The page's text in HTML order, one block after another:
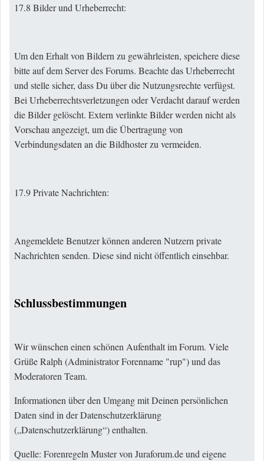
17.8 Bilder und Urheberrecht:
Um den Erhalt von Bildern zu gewährleisten, speichere diese
bitte auf dem Server des Forums. Beachte das Urheberrecht
und stelle sicher, dass Du über die Nutzungsrechte verfügst.
Bei Urheberrechtsverletzungen oder Verdacht darauf werden
die Bilder gelöscht. Extern verlinkte Bilder werden nicht als
Vorschau angezeigt, um die Übertragung von
Verbindungsdaten an die Bildhoster zu vermeiden.
17.9 Private Nachrichten:
Angemeldete Benutzer können anderen Nutzern private
Nachrichten senden. Diese sind nicht öffentlich einsehbar.
Schlussbestimmungen
Wir wünschen einen schönen Aufenthalt im Forum. Viele
Grüße Ralph (Administrator Forenname "rup") und das
Moderatoren Team.
Informationen über den Umgang mit Deinen persönlichen
Daten sind in der Datenschutzerklärung
(„Datenschutzerklärung“) enthalten.
Quelle: Forenregeln Muster von Juraforum.de und eigene